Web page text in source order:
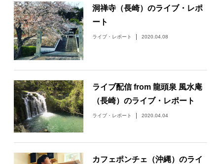
洞禅寺（長崎）のライブ・レポ
ート
ライブ・レポート 2020.04.08
ライブ配信 from 龍頭泉 風水庵
（長崎）のライブ・レポート
ライブ・レポート 2020.04.04
カフェポンチェ（沖縄）のライ